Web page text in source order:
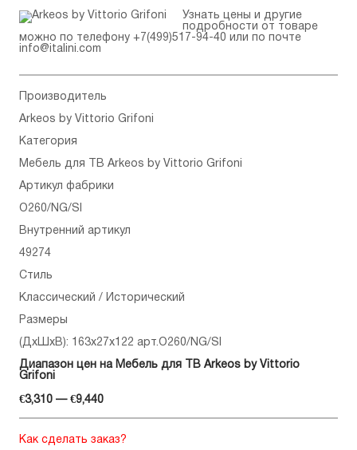
Узнать цены и другие
подробности от товаре
можно по телефону +7(499)517-94-40 или по почте
info@italini.com
Производитель
Arkeos by Vittorio Grifoni
Категория
Мебель для ТВ Arkeos by Vittorio Grifoni
Артикул фабрики
O260/NG/SI
Внутренний артикул
49274
Стиль
Классический / Исторический
Размеры
(ДхШхВ): 163x27x122 арт.O260/NG/SI
Диапазон цен на Мебель для ТВ Arkeos by Vittorio
Grifoni
€3,310 — €9,440
Как сделать заказ?